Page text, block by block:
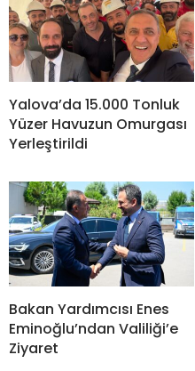
Yalova’da 15.000 Tonluk
Yüzer Havuzun Omurgası
Yerleştirildi
Bakan Yardımcısı Enes
Eminoğlu’ndan Valiliği’e
Ziyaret